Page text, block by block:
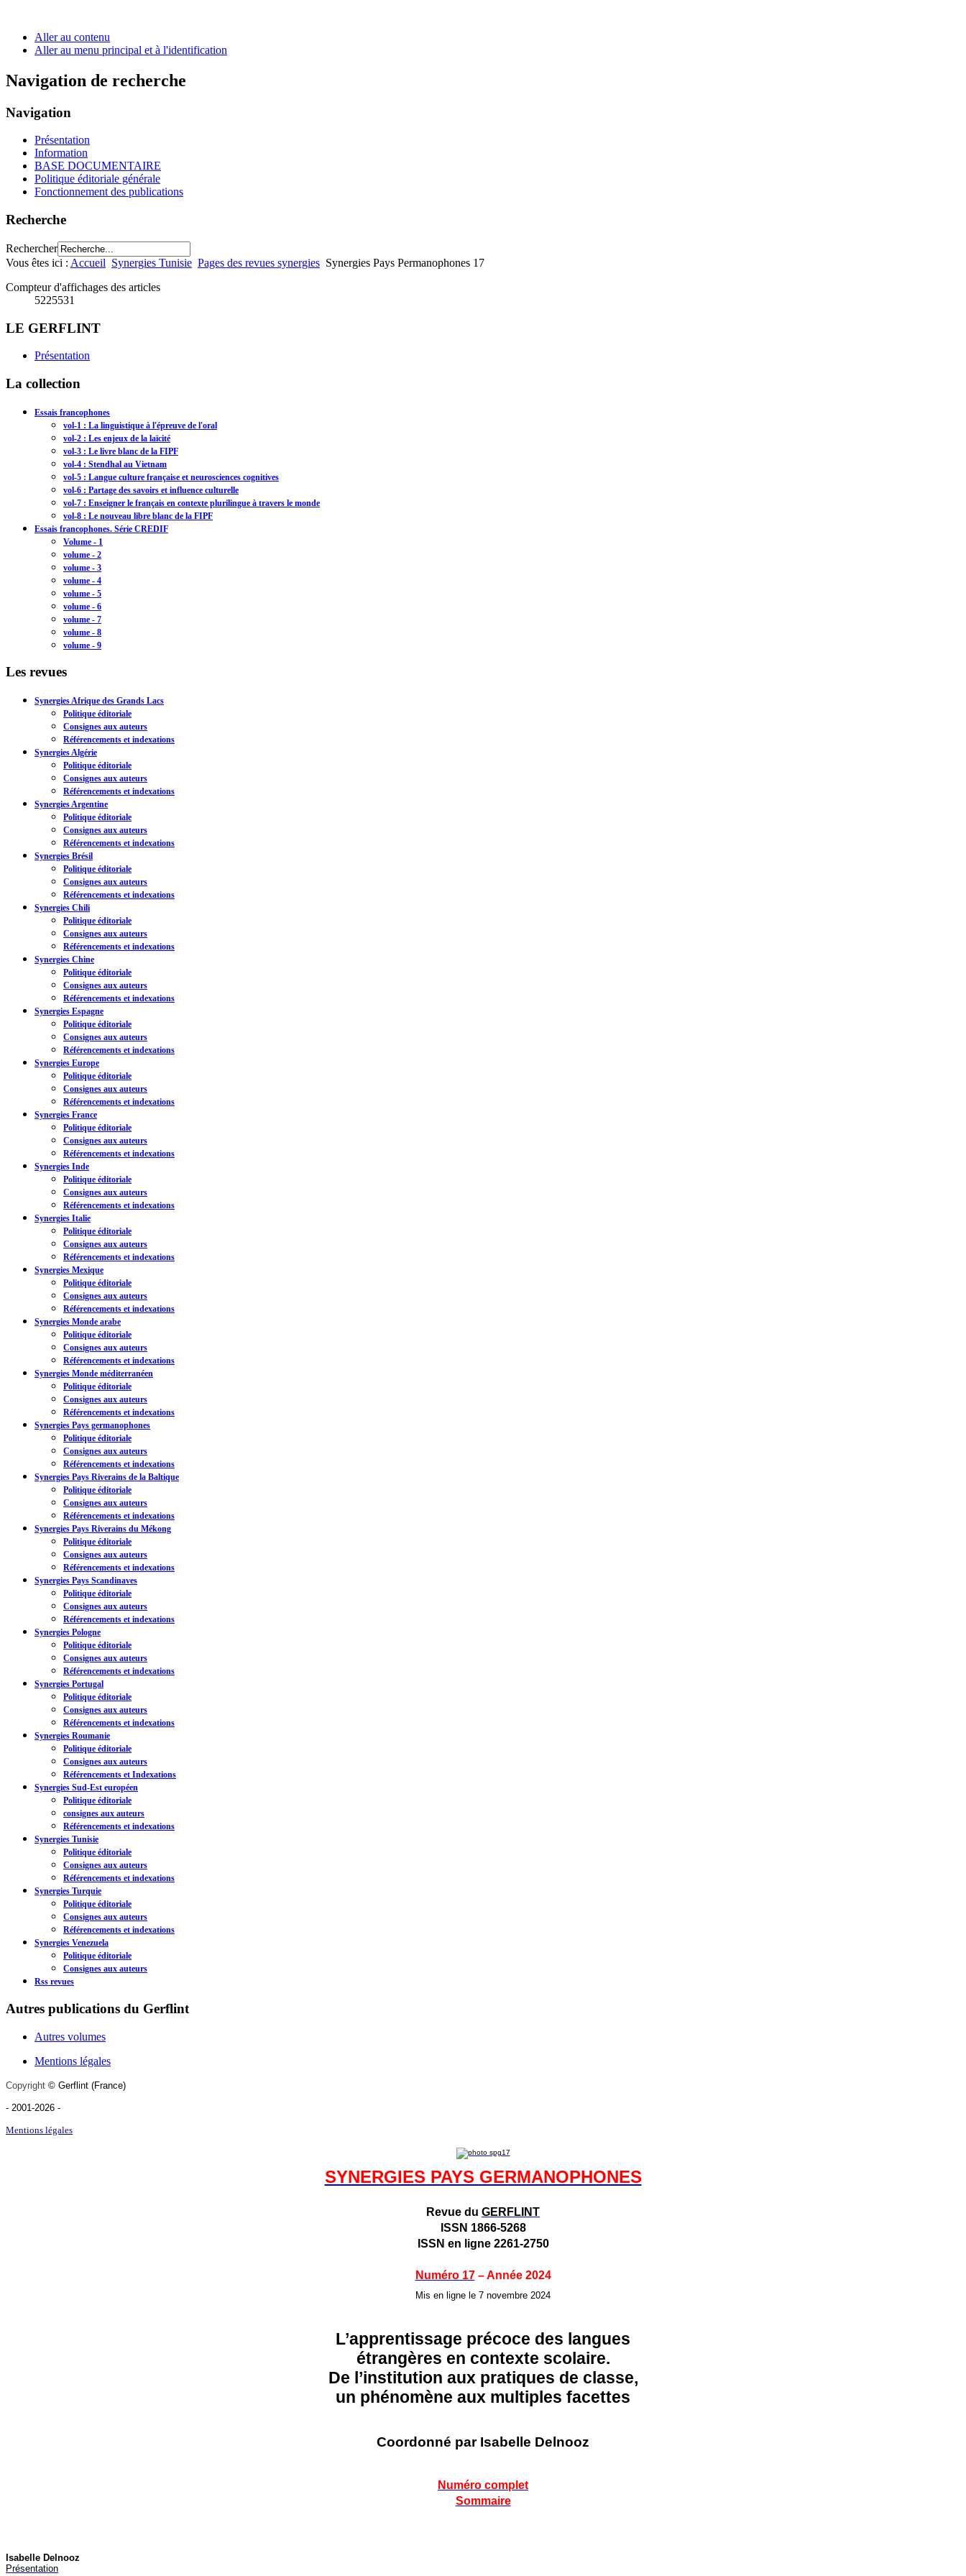
Aller au contenu
Aller au menu principal et à l'identification
Navigation de recherche
Navigation
Présentation
Information
BASE DOCUMENTAIRE
Politique éditoriale générale
Fonctionnement des publications
Recherche
Rechercher
Vous êtes ici : Accueil Synergies Tunisie Pages des revues synergies Synergies Pays Permanophones 17
Compteur d'affichages des articles
5225531
LE GERFLINT
Présentation
La collection
Essais francophones
vol-1 : La linguistique à l'épreuve de l'oral
vol-2 : Les enjeux de la laïcité
vol-3 : Le livre blanc de la FIPF
vol-4 : Stendhal au Vietnam
vol-5 : Langue culture française et neurosciences cognitives
vol-6 : Partage des savoirs et influence culturelle
vol-7 : Enseigner le français en contexte plurilingue à travers le monde
vol-8 : Le nouveau libre blanc de la FIPF
Essais francophones. Série CREDIF
Volume - 1
volume - 2
volume - 3
volume - 4
volume - 5
volume - 6
volume - 7
volume - 8
volume - 9
Les revues
Synergies Afrique des Grands Lacs
Politique éditoriale
Consignes aux auteurs
Référencements et indexations
Synergies Algérie
Politique éditoriale
Consignes aux auteurs
Référencements et indexations
Synergies Argentine
Politique éditoriale
Consignes aux auteurs
Référencements et indexations
Synergies Brésil
Politique éditoriale
Consignes aux auteurs
Référencements et indexations
Synergies Chili
Politique éditoriale
Consignes aux auteurs
Référencements et indexations
Synergies Chine
Politique éditoriale
Consignes aux auteurs
Référencements et indexations
Synergies Espagne
Politique éditoriale
Consignes aux auteurs
Référencements et indexations
Synergies Europe
Politique éditoriale
Consignes aux auteurs
Référencements et indexations
Synergies France
Politique éditoriale
Consignes aux auteurs
Référencements et indexations
Synergies Inde
Politique éditoriale
Consignes aux auteurs
Référencements et indexations
Synergies Italie
Politique éditoriale
Consignes aux auteurs
Référencements et indexations
Synergies Mexique
Politique éditoriale
Consignes aux auteurs
Référencements et indexations
Synergies Monde arabe
Politique éditoriale
Consignes aux auteurs
Référencements et indexations
Synergies Monde méditerranéen
Politique éditoriale
Consignes aux auteurs
Référencements et indexations
Synergies Pays germanophones
Politique éditoriale
Consignes aux auteurs
Référencements et indexations
Synergies Pays Riverains de la Baltique
Politique éditoriale
Consignes aux auteurs
Référencements et indexations
Synergies Pays Riverains du Mékong
Politique éditoriale
Consignes aux auteurs
Référencements et indexations
Synergies Pays Scandinaves
Politique éditoriale
Consignes aux auteurs
Référencements et indexations
Synergies Pologne
Politique éditoriale
Consignes aux auteurs
Référencements et indexations
Synergies Portugal
Politique éditoriale
Consignes aux auteurs
Référencements et indexations
Synergies Roumanie
Politique éditoriale
Consignes aux auteurs
Référencements et Indexations
Synergies Sud-Est européen
Politique éditoriale
consignes aux auteurs
Référencements et indexations
Synergies Tunisie
Politique éditoriale
Consignes aux auteurs
Référencements et indexations
Synergies Turquie
Politique éditoriale
Consignes aux auteurs
Référencements et indexations
Synergies Venezuela
Politique éditoriale
Consignes aux auteurs
Rss revues
Autres publications du Gerflint
Autres volumes
Mentions légales
Copyright © Gerflint (France)
- 2001-2026 -
Mentions légales
SYNERGIES PAYS GERMANOPHONES
Revue du GERFLINT
ISSN 1866-5268
ISSN en ligne 2261-2750
Numéro 17– Année 2024
Mis en ligne le 7 novembre 2024
L’apprentissage précoce des langues
étrangères en contexte scolaire.
De l’institution aux pratiques de classe,
un phénomène aux multiples facettes
Coordonné par Isabelle Delnooz
Numéro complet
Sommaire
Isabelle Delnooz
Présentation